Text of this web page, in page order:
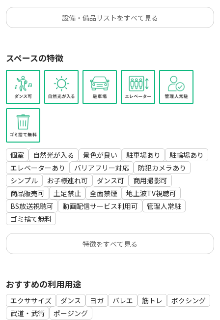
設備・備品リストをすべて見る
スペースの特徴
個室 自然光が入る 景色が良い 駐車場あり
駐輪場あり
エレベーターあり
バリアフリー対応
防犯カメラあり
シンプル
お子様連れ可 ダンス可
商用撮影可
商品販売可
土足禁止 全面禁煙
地上波TV視聴可
BS放送視聴可
動画配信サービス利用可
管理人常駐
ゴミ捨て無料
特徴をすべて見る
おすすめの利用用途
エクササイズ ダンス ヨガ バレエ 筋トレ
ボクシング
武道・武術
ポージング